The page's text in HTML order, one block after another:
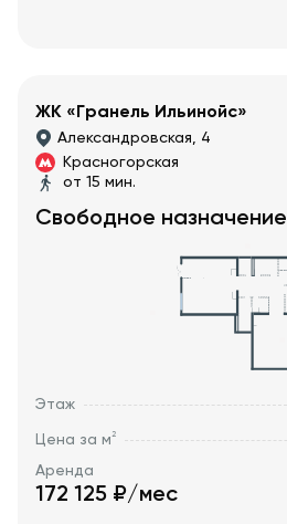
ЖК «Гранель Ильинойс»
Александровская, 4
Красногорская
от 15 мин.
Свободное назначение
Этаж
Цена за м2
Аренда
172 125 ₽/мес